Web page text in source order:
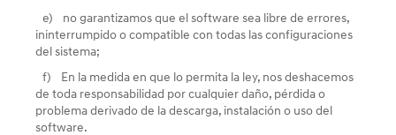
e)
no garantizamos que el software sea libre de errores,
ininterrumpido o compatible con todas las configuraciones
del sistema;
f)
En la medida en que lo permita la ley, nos deshacemos
de toda responsabilidad por cualquier daño, pérdida o
problema derivado de la descarga, instalación o uso del
software.